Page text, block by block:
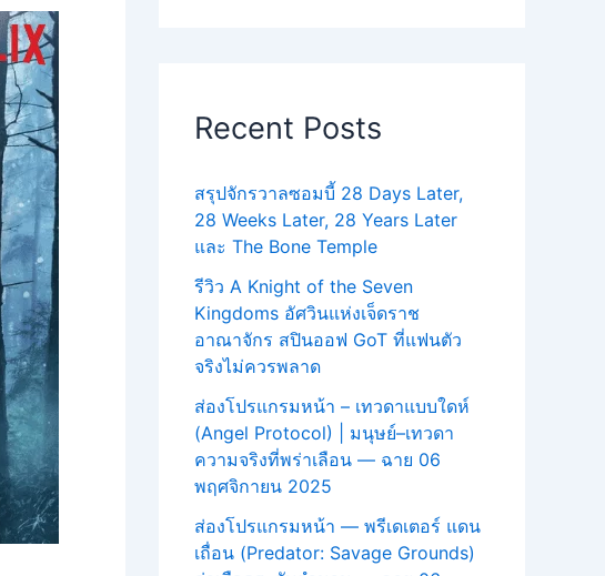
Recent Posts
สรุปจักรวาลซอมบี้ 28 Days Later,
28 Weeks Later, 28 Years Later
และ The Bone Temple
รีวิว A Knight of the Seven
Kingdoms อัศวินแห่งเจ็ดราช
อาณาจักร สปินออฟ GoT ที่แฟนตัว
จริงไม่ควรพลาด
ส่องโปรแกรมหน้า – เทวดาแบบใดห์
(Angel Protocol) | มนุษย์–เทวดา
ความจริงที่พร่าเลือน — ฉาย 06
พฤศจิกายน 2025
ส่องโปรแกรมหน้า — พรีเดเตอร์ แดน
เถื่อน (Predator: Savage Grounds)